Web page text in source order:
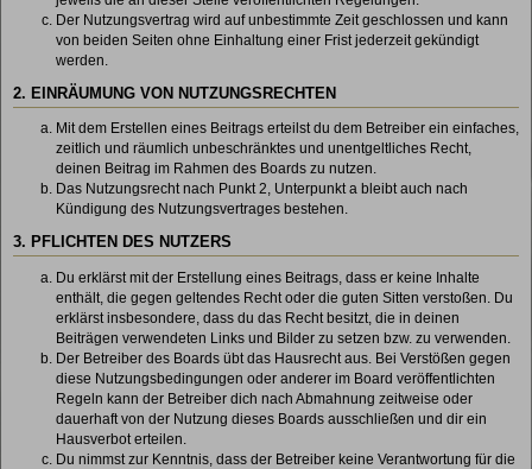
Der Nutzungsvertrag wird auf unbestimmte Zeit geschlossen und kann
von beiden Seiten ohne Einhaltung einer Frist jederzeit gekündigt
werden.
2. EINRÄUMUNG VON NUTZUNGSRECHTEN
Mit dem Erstellen eines Beitrags erteilst du dem Betreiber ein einfaches,
zeitlich und räumlich unbeschränktes und unentgeltliches Recht,
deinen Beitrag im Rahmen des Boards zu nutzen.
Das Nutzungsrecht nach Punkt 2, Unterpunkt a bleibt auch nach
Kündigung des Nutzungsvertrages bestehen.
3. PFLICHTEN DES NUTZERS
Du erklärst mit der Erstellung eines Beitrags, dass er keine Inhalte
enthält, die gegen geltendes Recht oder die guten Sitten verstoßen. Du
erklärst insbesondere, dass du das Recht besitzt, die in deinen
Beiträgen verwendeten Links und Bilder zu setzen bzw. zu verwenden.
Der Betreiber des Boards übt das Hausrecht aus. Bei Verstößen gegen
diese Nutzungsbedingungen oder anderer im Board veröffentlichten
Regeln kann der Betreiber dich nach Abmahnung zeitweise oder
dauerhaft von der Nutzung dieses Boards ausschließen und dir ein
Hausverbot erteilen.
Du nimmst zur Kenntnis, dass der Betreiber keine Verantwortung für die